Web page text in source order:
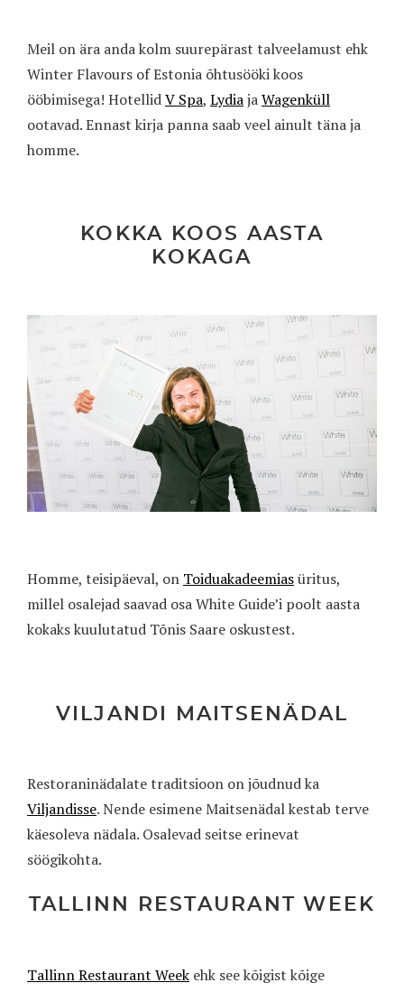
Meil on ära anda kolm suurepärast talveelamust ehk
Winter Flavours of Estonia õhtusööki koos
ööbimisega! HotellidV Spa, LydiajaWagenküll
ootavad. Ennast kirja panna saab veel ainult täna ja
homme.
KOKKA KOOS AASTA
KOKAGA
Homme, teisipäeval, on Toiduakadeemiasüritus,
millel osalejad saavad osa White Guide’i poolt aasta
kokaks kuulutatud Tõnis Saare oskustest.
VILJANDI MAITSENÄDAL
Restoraninädalate traditsioon on jõudnud ka
Viljandisse. Nende esimene Maitsenädal kestab terve
käesoleva nädala. Osalevad seitse erinevat
söögikohta.
TALLINN RESTAURANT WEEK
Tallinn Restaurant Week ehk see kõigist kõige